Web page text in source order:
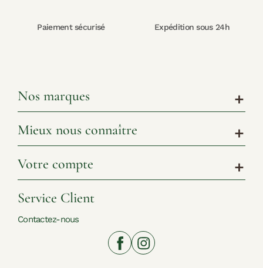
Paiement sécurisé Expédition sous 24h
Nos marques add
Mieux nous connaître add
Votre compte add
Service Client
Contactez-nous